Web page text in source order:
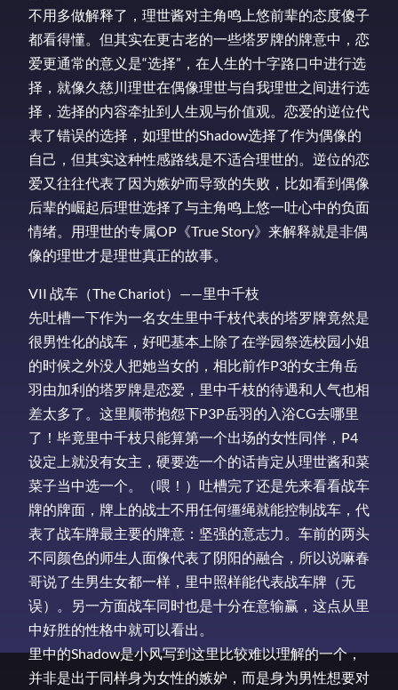
不用多做解释了，理世酱对主角鸣上悠前辈的态度傻子
都看得懂。但其实在更古老的一些塔罗牌的牌意中，恋
爱更通常的意义是“选择”，在人生的十字路口中进行选
择，就像久慈川理世在偶像理世与自我理世之间进行选
择，选择的内容牵扯到人生观与价值观。恋爱的逆位代
表了错误的选择，如理世的Shadow选择了作为偶像的
自己，但其实这种性感路线是不适合理世的。逆位的恋
爱又往往代表了因为嫉妒而导致的失败，比如看到偶像
后辈的崛起后理世选择了与主角鸣上悠一吐心中的负面
情绪。用理世的专属OP《True Story》来解释就是非偶
像的理世才是理世真正的故事。
VII 战车（The Chariot）——里中千枝
先吐槽一下作为一名女生里中千枝代表的塔罗牌竟然是
很男性化的战车，好吧基本上除了在学园祭选校园小姐
的时候之外没人把她当女的，相比前作P3的女主角岳
羽由加利的塔罗牌是恋爱，里中千枝的待遇和人气也相
差太多了。这里顺带抱怨下P3P岳羽的入浴CG去哪里
了！毕竟里中千枝只能算第一个出场的女性同伴，P4
设定上就没有女主，硬要选一个的话肯定从理世酱和菜
菜子当中选一个。（喂！）吐槽完了还是先来看看战车
牌的牌面，牌上的战士不用任何缰绳就能控制战车，代
表了战车牌最主要的牌意：坚强的意志力。车前的两头
不同颜色的师生人面像代表了阴阳的融合，所以说嘛春
哥说了生男生女都一样，里中照样能代表战车牌（无
误）。另一方面战车同时也是十分在意输赢，这点从里
中好胜的性格中就可以看出。
里中的Shadow是小风写到这里比较难以理解的一个，
并非是出于同样身为女性的嫉妒，而是身为男性想要对